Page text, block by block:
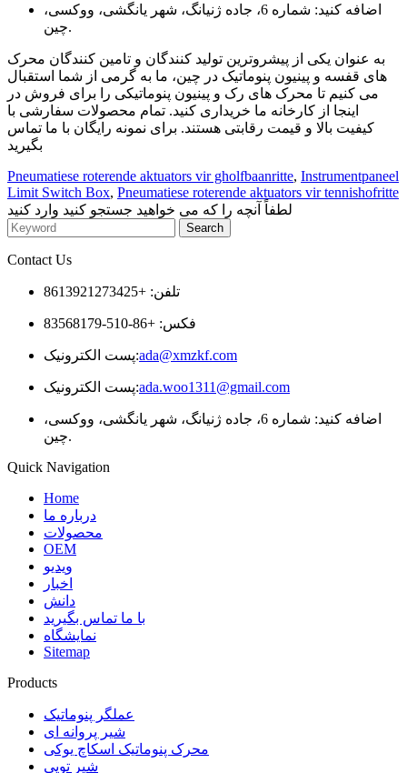
اضافه کنید: شماره 6، جاده ژنیانگ، شهر یانگشی، ووکسی،
چین.
به عنوان یکی از پیشروترین تولید کنندگان و تامین کنندگان محرک
های قفسه و پینیون پنوماتیک در چین، ما به گرمی از شما استقبال
می کنیم تا محرک های رک و پینیون پنوماتیکی را برای فروش در
اینجا از کارخانه ما خریداری کنید. تمام محصولات سفارشی با
کیفیت بالا و قیمت رقابتی هستند. برای نمونه رایگان با ما تماس
بگیرید
Pneumatiese roterende aktuators vir gholfbaanritte, Instrumentpaneel
Limit Switch Box, Pneumatiese roterende aktuators vir tennishofritte
لطفاً آنچه را که می خواهید جستجو کنید وارد کنید
Contact Us
تلفن: +8613921273425
فکس: +86-510-83568179
پست الکترونیک:ada@xmzkf.com
پست الکترونیک:ada.woo1311@gmail.com
اضافه کنید: شماره 6، جاده ژنیانگ، شهر یانگشی، ووکسی،
چین.
Quick Navigation
Home
درباره ما
محصولات
OEM
ویدیو
اخبار
دانش
با ما تماس بگیرید
نمایشگاه
Sitemap
Products
عملگر پنوماتیک
شیر پروانه ای
محرک پنوماتیک اسکاچ یوکی
شیر توپی